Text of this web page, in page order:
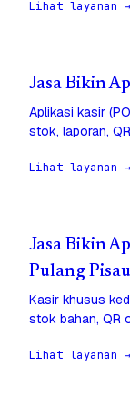
Lihat layanan →
Jasa Bikin
Aplikasi kasir
stok, laporan,
Lihat layanan →
Jasa Bikin
Pulang Pisau
Kasir khusus
stok bahan, QR
Lihat layanan →